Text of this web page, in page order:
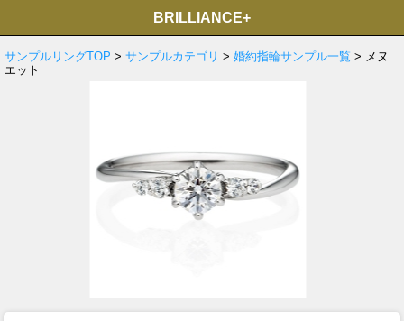
BRILLIANCE+
サンプルリングTOP > サンプルカテゴリ > 婚約指輪サンプル一覧 > メヌ
エット